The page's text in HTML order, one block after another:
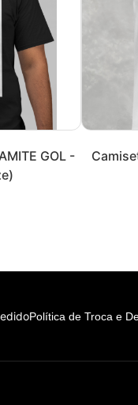
GOL -
Política de Troca e